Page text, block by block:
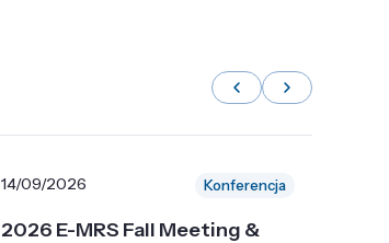
14/09/2026 Konferencja
2026 E-MRS Fall Meeting &